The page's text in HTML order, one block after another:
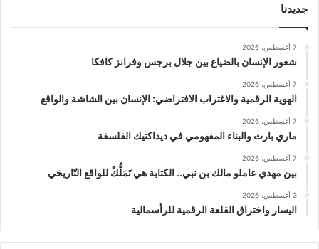
جديدنا
7 أغسطس، 2026
شعور الإنسان بالضياع بين جلال برجس وفرانز كافكا
7 أغسطس، 2026
الهوية الرقمية والاغتراب الافتراضي: الإنسان بين الشاشة والواقع
7 أغسطس، 2026
ماري بارث والبناء المفهومي في ديداكتيك الفلسفة
7 أغسطس، 2026
بين مهدي عاملو مالك بن نبي.. الكتابة هي تَمَلُّكٌ للواقع التّاريخي
3 أغسطس، 2026
اليسار واختراق القلعة الرقمية للرأسمالية